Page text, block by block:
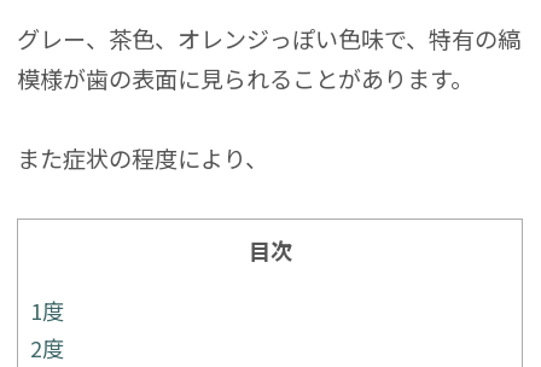
グレー、茶色、オレンジっぽい色味で、特有の縞
模様が歯の表面に見られることがあります。
また症状の程度により、
目次
1度
2度